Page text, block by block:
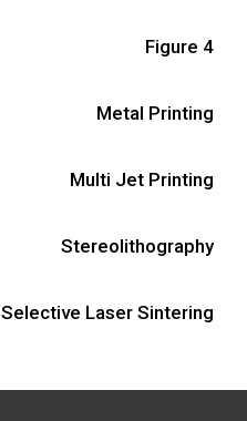
Figure 4
Metal Printing
Multi Jet Printing
Stereolithography
Selective Laser Sintering